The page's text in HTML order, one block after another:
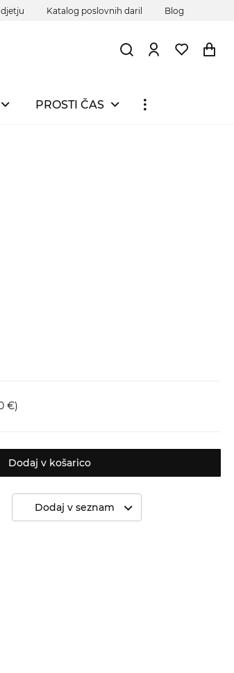
Katalog poslovnih daril Blog
PROSTI ČAS
€)
Dodaj v košarico
Dodaj v seznam